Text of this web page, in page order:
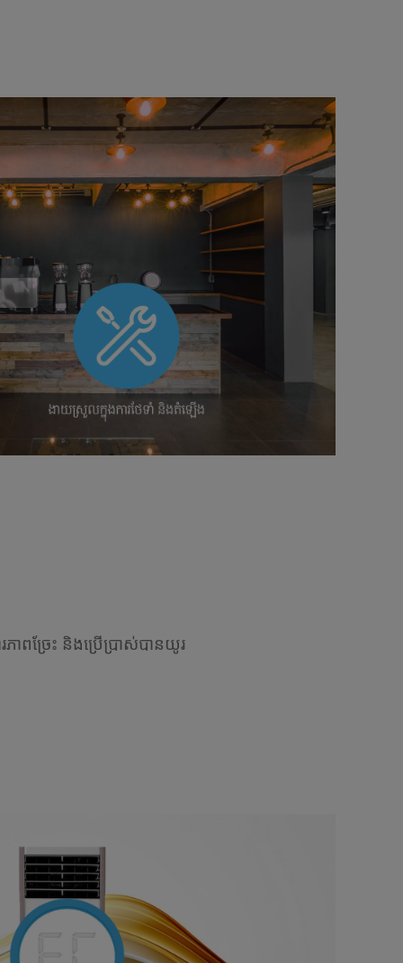
ាពច្រែះ និងប្រើប្រាស់បានយូរ